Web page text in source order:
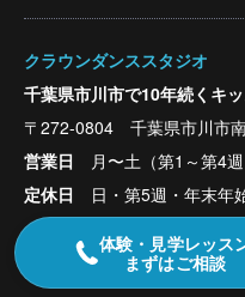
体験・見学レッス
まずはご相談
クラウンダンススタジオ
千葉県市川市で10年続くキ
〒272-0804 千葉県市川市
営業日 月〜土（第1～第4週
定休日 日・第5週・年末年
Copyright © CROWN